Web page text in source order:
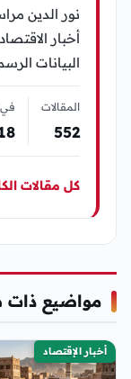
نور الدين
أخبار
البيانات
المقالات
552
في
كل مقالات
مواضيع ذات
أخبار الإقتصاد